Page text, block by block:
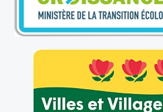
Fressin, ville d'histoire
L'église
Les panneaux du patrimoine
Le château
Georges Bernanos